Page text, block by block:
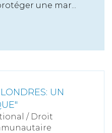
une mar...
UN
/ Droit